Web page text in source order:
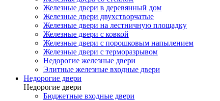
Железные двери в деревянный дом
Железные двери двухстворчатые
Железные двери на лестничную площадку
Железные двери с ковкой
Железные двери с порошковым напылением
Железные двери с терморазрывом
Недорогие железные двери
Элитные железные входные двери
Недорогие двери
Недорогие двери
Бюджетные входные двери